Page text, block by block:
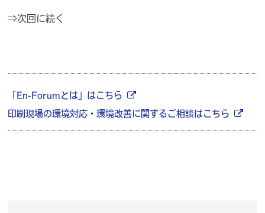
⇒次回に続く
「En-Forumとは」はこちら
印刷現場の環境対応・環境改善に関するご相談はこちら